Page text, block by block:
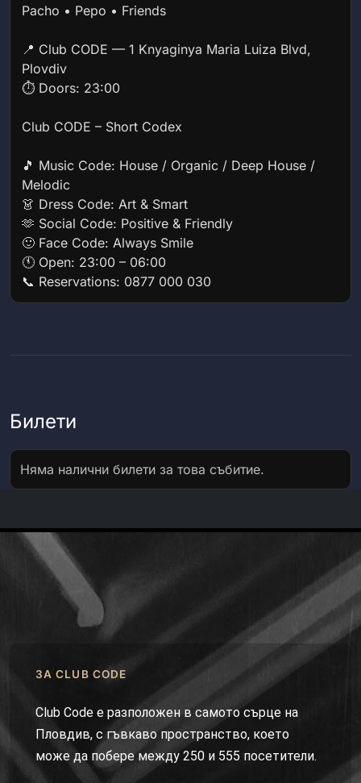
Pacho • Pepo • Friends
📍 Club CODE — 1 Knyaginya Maria Luiza Blvd,
Plovdiv
⏱️ Doors: 23:00
Club CODE – Short Codex
🎵 Music Code: House / Organic / Deep House /
Melodic
👗 Dress Code: Art & Smart
🫶 Social Code: Positive & Friendly
🙂 Face Code: Always Smile
🕚 Open: 23:00 – 06:00
📞 Reservations: 0877 000 030
Билети
Няма налични билети за това събитие.
ЗА CLUB CODE
Club Code е разположен в самото сърце на
Пловдив, с гъвкаво пространство, което
може да побере между 250 и 555 посетители.